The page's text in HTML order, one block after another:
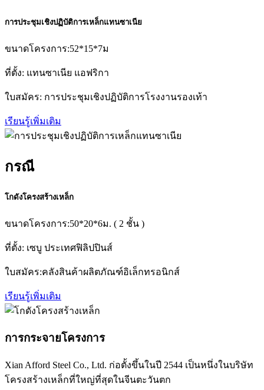
การประชุมเชิงปฏิบัติการเหล็กแทนซาเนีย
ขนาดโครงการ:52*15*7ม
ที่ตั้ง: แทนซาเนีย แอฟริกา
ใบสมัคร: การประชุมเชิงปฏิบัติการโรงงานรองเท้า
เรียนรู้เพิ่มเติม
กรณี
โกดังโครงสร้างเหล็ก
ขนาดโครงการ:50*20*6ม. ( 2 ชั้น )
ที่ตั้ง: เซบู ประเทศฟิลิปปินส์
ใบสมัคร:คลังสินค้าผลิตภัณฑ์อิเล็กทรอนิกส์
เรียนรู้เพิ่มเติม
การกระจายโครงการ
Xian Afford Steel Co., Ltd. ก่อตั้งขึ้นในปี 2544 เป็นหนึ่งในบริษัท
โครงสร้างเหล็กที่ใหญ่ที่สุดในจีนตะวันตก